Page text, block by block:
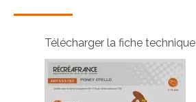
Télécharger la fiche technique